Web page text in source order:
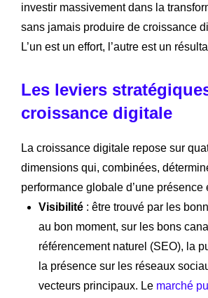
investir massivement dans la
sans jamais produire de croissance
L’un est un effort, l’autre est un
Les leviers
croissance digitale
La croissance digitale repose sur
dimensions qui, combinées,
performance globale d’une présence
Visibilité : être trouvé par les
au bon moment, sur les bons
référencement naturel (SEO), la
la présence sur les réseaux
vecteurs principaux. Le marché